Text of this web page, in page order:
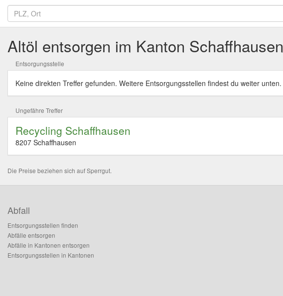
Altöl entsorgen im Kanton Schaffhausen
Entsorgungsstelle
Keine direkten Treffer gefunden. Weitere Entsorgungsstellen findest du weiter unten.
Ungefähre Treffer
Recycling Schaffhausen
8207 Schaffhausen
Die Preise beziehen sich auf Sperrgut.
Abfall
Entsorgungsstellen finden
Abfälle entsorgen
Abfälle in Kantonen entsorgen
Entsorgungsstellen in Kantonen